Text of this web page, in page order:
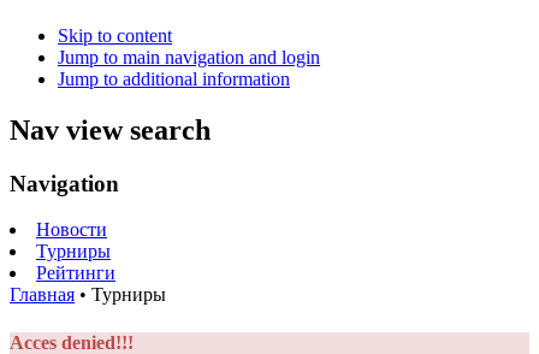
Skip to content
Jump to main navigation and login
Jump to additional information
Nav view search
Navigation
Новости
Турниры
Рейтинги
Главная • Турниры
Acces denied!!!